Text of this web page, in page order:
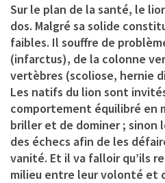
Sur le plan de la santé, le
dos. Malgré sa solide
faibles. Il souffre de
(infarctus), de la colonne
vertèbres (scoliose, hernie
Les natifs du lion sont
comportement équilibré en
briller et de dominer ; sinon
des échecs afin de les
vanité. Et il va falloir qu’ils
milieu entre leur volonté et